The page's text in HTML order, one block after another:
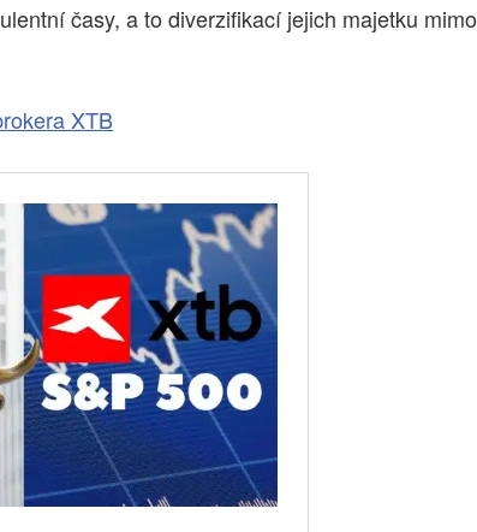
časy, a to diverzifikací jejich majetku mimo
XTB